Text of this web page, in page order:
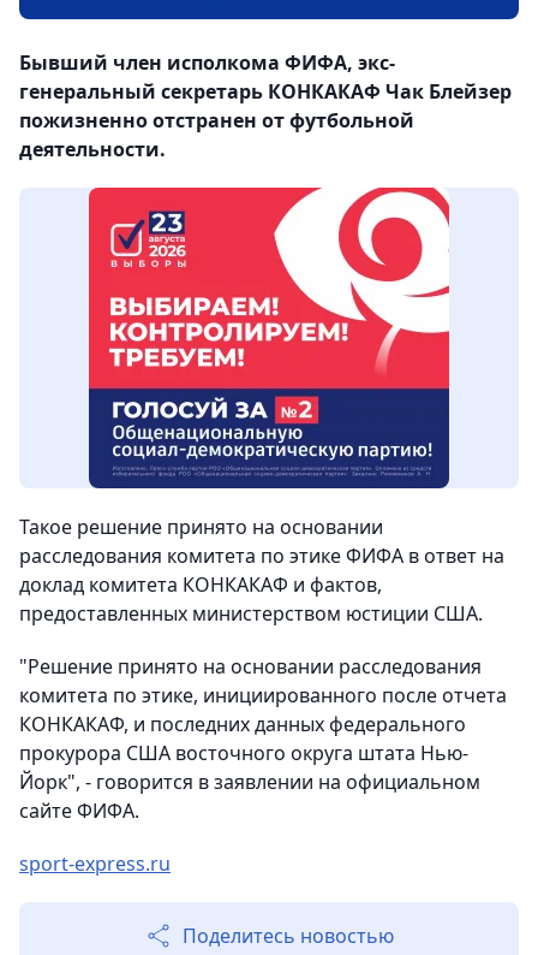
Бывший член исполкома ФИФА, экс-
генеральный секретарь КОНКАКАФ Чак Блейзер
пожизненно отстранен от футбольной
деятельности.
Такое решение принято на основании
расследования комитета по этике ФИФА в ответ на
доклад комитета КОНКАКАФ и фактов,
предоставленных министерством юстиции США.
"Решение принято на основании расследования
комитета по этике, инициированного после отчета
КОНКАКАФ, и последних данных федерального
прокурора США восточного округа штата Нью-
Йорк", - говорится в заявлении на официальном
сайте ФИФА.
sport-express.ru
Поделитесь новостью